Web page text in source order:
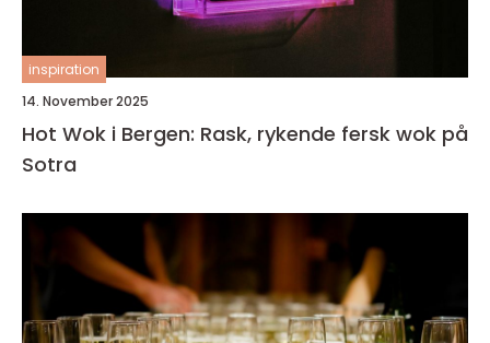
inspiration
14. November 2025
Hot Wok i Bergen: Rask, rykende fersk wok på
Sotra